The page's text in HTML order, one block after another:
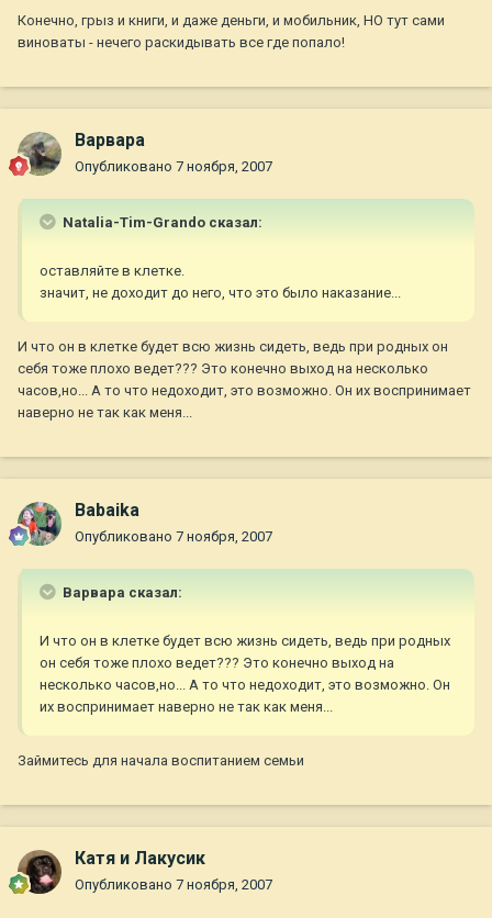
Конечно, грыз и книги, и даже деньги, и мобильник, НО тут сами
виноваты - нечего раскидывать все где попало!
Варвара
Опубликовано 7 ноября, 2007
Natalia-Tim-Grando сказал:
оставляйте в клетке.
значит, не доходит до него, что это было наказание...
И что он в клетке будет всю жизнь сидеть, ведь при родных он
себя тоже плохо ведет??? Это конечно выход на несколько
часов,но... А то что недоходит, это возможно. Он их воспринимает
наверно не так как меня...
Babaika
Опубликовано 7 ноября, 2007
Варвара сказал:
И что он в клетке будет всю жизнь сидеть, ведь при родных
он себя тоже плохо ведет??? Это конечно выход на
несколько часов,но... А то что недоходит, это возможно. Он
их воспринимает наверно не так как меня...
Займитесь для начала воспитанием семьи
Катя и Лакусик
Опубликовано 7 ноября, 2007